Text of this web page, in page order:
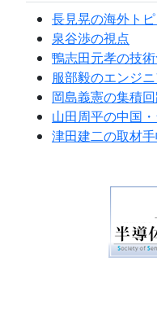
長見晃の海外ト
泉谷渉の視点
鴨志田元孝の技
服部毅のエンジ
岡島義憲の集積
山田周平の中国
津田建二の取材